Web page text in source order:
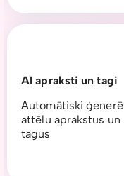
AI apraksti un tagi
Automātiski ģenerē
attēlu aprakstus un
tagus